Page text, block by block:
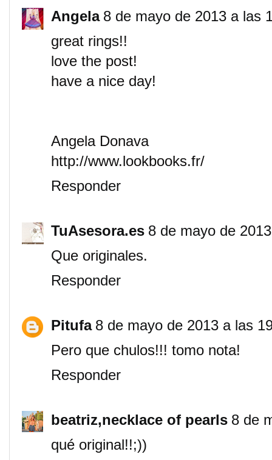
Angela 8 de mayo de 2013 a las
great rings!!
love the post!
have a nice day!
Angela Donava
http://www.lookbooks.fr/
Responder
TuAsesora.es 8 de mayo de
Que originales.
Responder
Pitufa 8 de mayo de 2013 a las
Pero que chulos!!! tomo nota!
Responder
beatriz,necklace of pearls 8 de
qué original!!;))